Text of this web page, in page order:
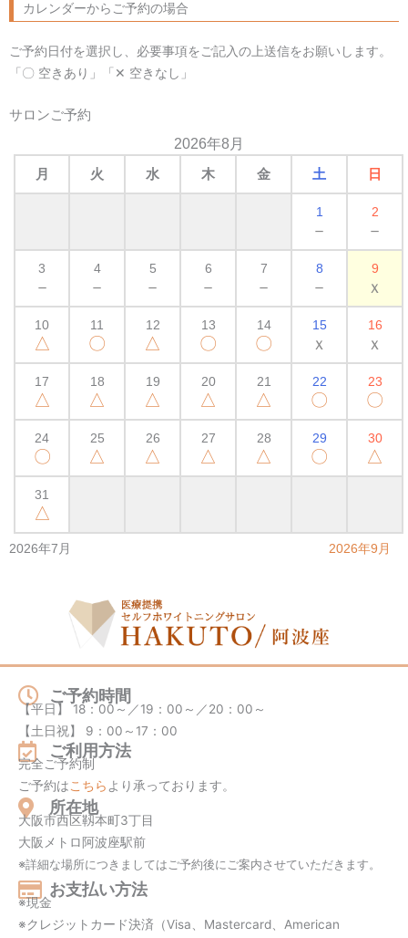
カレンダーからご予約の場合
ご予約日付を選択し、必要事項をご記入の上送信をお願いします。
「〇 空きあり」「✕ 空きなし」
サロンご予約
2026年8月
月 火 水 木 金 土 日
1
－
2
－
3
－
4
－
5
－
6
－
7
－
8
－
9
ｘ
10
△
11
〇
12
△
13
〇
14
〇
15
ｘ
16
ｘ
17
△
18
△
19
△
20
△
21
△
22
〇
23
〇
24
〇
25
△
26
△
27
△
28
△
29
〇
30
△
31
△
2026年7月 2026年9月
ご予約時間
【平日】 18：00～／19：00～／20：00～
【土日祝】 9：00～17：00
ご利用方法
完全ご予約制
ご予約はこちら より承っております。
所在地
大阪市西区靱本町3丁目
大阪メトロ阿波座駅前
※詳細な場所につきましてはご予約後にご案内させていただきます。
お支払い方法
※現金
※クレジットカード決済（Visa、 Mastercard、 American